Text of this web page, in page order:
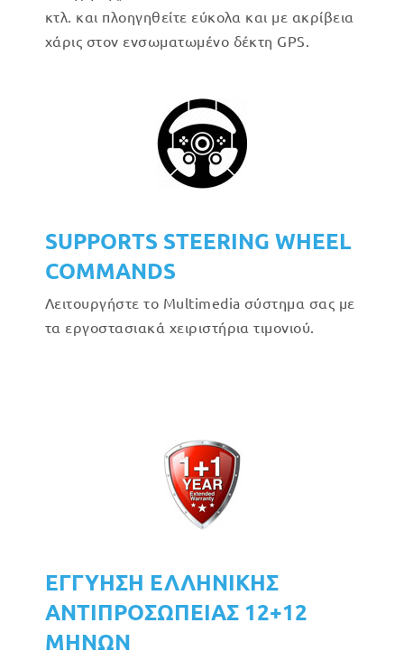
κτλ. και πλοηγηθείτε εύκολα και με ακρίβεια
χάρις στον ενσωματωμένο δέκτη GPS.
SUPPORTS STEERING WHEEL
COMMANDS
Λειτουργήστε το Multimedia σύστημα σας με
τα εργοστασιακά χειριστήρια τιμονιού.
ΕΓΓΥΗΣΗ ΕΛΛΗΝΙΚΗΣ
ΑΝΤΙΠΡΟΣΩΠΕΙΑΣ 12+12
ΜΗΝΩΝ